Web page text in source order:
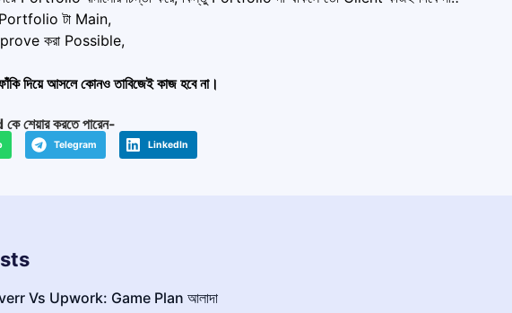
টা Main,
করা Possible,
আসলে কোনও তাবিজেই কাজ হবে না।
শেয়ার করতে পারেন-
Telegram LinkedIn
Vs Upwork: Game Plan আলাদা